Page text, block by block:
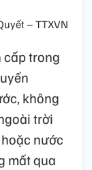
– TTXVN
cấp trong
không
trời
nước
mất qua